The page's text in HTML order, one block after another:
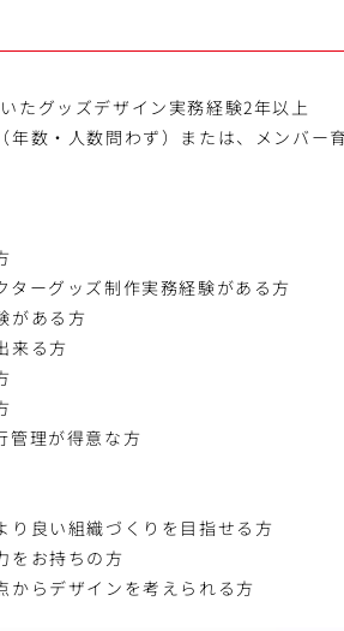
グッズデザイン実務経験2年以上
年数・人数問わず）または、メンバー
ターグッズ制作実務経験がある方
がある方
来る方
管理が得意な方
り良い組織づくりを目指せる方
をお持ちの方
からデザインを考えられる方